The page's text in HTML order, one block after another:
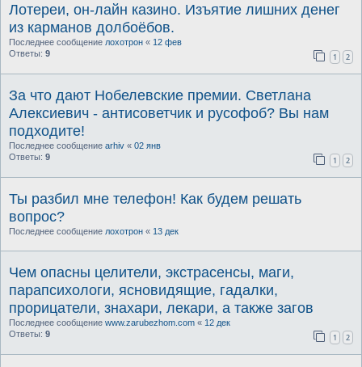
Лотереи, он-лайн казино. Изъятие лишних денег
из карманов долбоёбов.
Последнее сообщение лохотрон « 12 фев
Ответы: 9 1 2
За что дают Нобелевские премии. Светлана
Алексиевич - антисоветчик и русофоб? Вы нам
подходите!
Последнее сообщение arhiv « 02 янв
Ответы: 9 1 2
Ты разбил мне телефон! Как будем решать
вопрос?
Последнее сообщение лохотрон « 13 дек
Чем опасны целители, экстрасенсы, маги,
парапсихологи, ясновидящие, гадалки,
прорицатели, знахари, лекари, а также загов
Последнее сообщение www.zarubezhom.com « 12 дек
Ответы: 9 1 2